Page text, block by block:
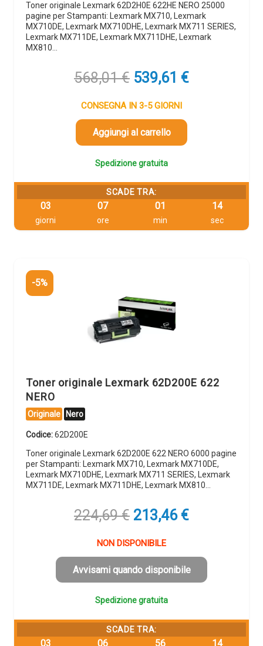
Toner originale Lexmark 62D2H0E 622HE NERO 25000
pagine per Stampanti: Lexmark MX710, Lexmark
MX710DE, Lexmark MX710DHE, Lexmark MX711 SERIES,
Lexmark MX711DE, Lexmark MX711DHE, Lexmark
MX810…
568,01€ Il
originale
era:
568,01 €.
539,61 €Il
CONSEGNA IN 3-5 GIORNI
Aggiungi al carrello
Spedizione gratuita
SCADE TRA:
03
giorni
07
ore
01
min
13
sec
-5%
Toner originale Lexmark 62D200E 622
NERO
Originale Nero
Codice:62D200E
Toner originale Lexmark 62D200E 622 NERO 6000 pagine
per Stampanti: Lexmark MX710, Lexmark MX710DE,
Lexmark MX710DHE, Lexmark MX711 SERIES, Lexmark
MX711DE, Lexmark MX711DHE, Lexmark MX810…
224,69€ Il
originale
era:
224,69 €.
213,46 €Il
è:
213,46 €.
NON DISPONIBILE
Avvisami quando disponibile
Spedizione gratuita
SCADE TRA:
03 06 56 13